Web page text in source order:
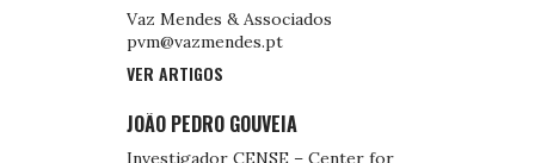
Vaz Mendes & Associados
pvm@vazmendes.pt
VER ARTIGOS
JOÃO PEDRO GOUVEIA
Investigador CENSE – Center for